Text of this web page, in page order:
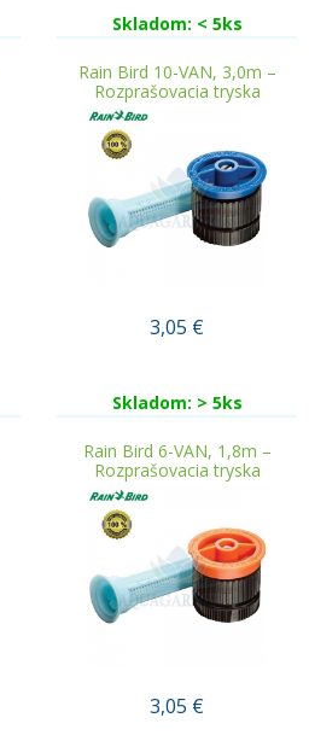
Skladom: < 5ks
Rain Bird 10-VAN, 3,0m –
Rozprašovacia tryska
3,05 €
Skladom: > 5ks
Rain Bird 6-VAN, 1,8m –
Rozprašovacia tryska
3,05 €